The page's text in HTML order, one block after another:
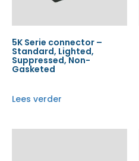
5K Serie connector –
Standard, Lighted,
Suppressed, Non-
Gasketed
Lees verder